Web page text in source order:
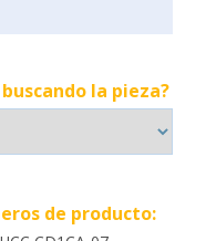
la pieza?
de producto: